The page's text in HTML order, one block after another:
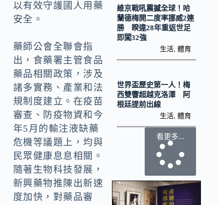
以有效守護國人用藥
安全。
藥師公會全聯會指
出，食藥署主管食品
藥品相關政策，涉及
諸多實務、產業和法
規制度建立。在疫苗
審查、防疫物資和今
年5月的輸注液缺藥
危機等議題上，均與
民眾健康息息相關。
隨著生物科技發展，
新興藥物推陳出新速
度加快，對藥品審
維京戰吼震撼全球！哈
蘭德梅開二度率挪威2連
勝 睽違28年重返世足
即闖32強
生活 ,體育
世界盃歷史第一人！梅
西雙響超越克洛澤 阿
根廷提前出線
生活 ,體育
看更多...